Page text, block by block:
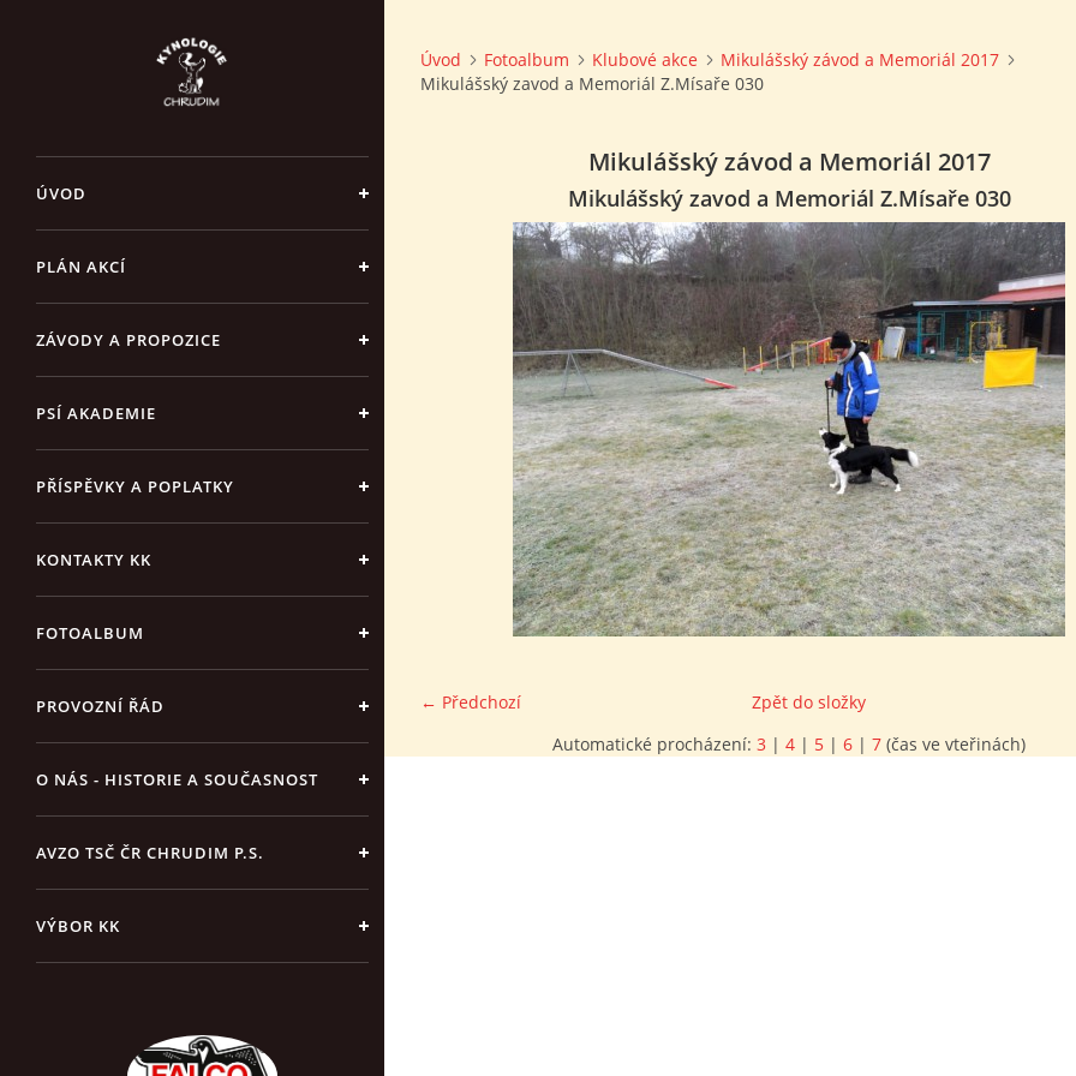
ÚVOD
PLÁN AKCÍ
ZÁVODY A PROPOZICE
PSÍ AKADEMIE
PŘÍSPĚVKY A POPLATKY
KONTAKTY KK
FOTOALBUM
PROVOZNÍ ŘÁD
O NÁS - HISTORIE A SOUČASNOST
AVZO TSČ ČR CHRUDIM P.S.
VÝBOR KK
Úvod Fotoalbum Klubové akce
Mikulášský závod a Memoriál 2017
Mikulášský zavod a Memoriál Z.Mísaře 030
Mikulášský závod a Memoriál 2017
Mikulášský zavod a Memoriál Z.Mísaře 030
← Předchozí
Zpět do složky
Automatické procházení: 3 | 4 | 5 | 6 | 7 (čas ve vteřinách)